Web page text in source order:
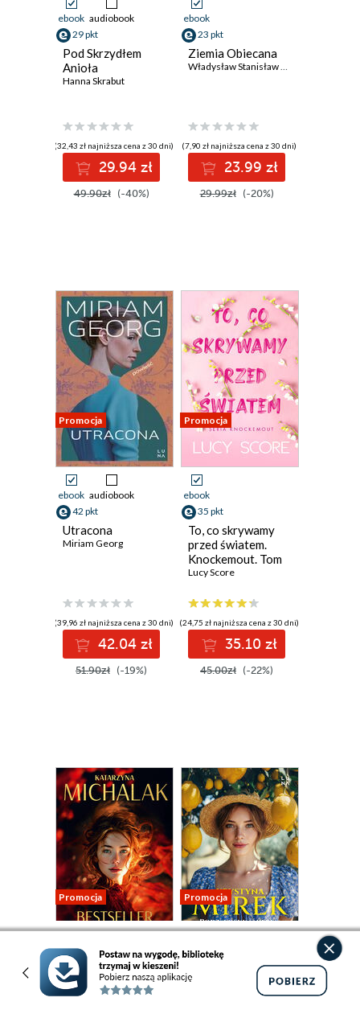
ebook audiobook
29 pkt
Pod Skrzydłem
Anioła
Hanna Skrabut
(32,43 zł najniższa cena z 30 dni)
29.94 zł
49.90zł (-40%)
ebook
23 pkt
Ziemia Obiecana
Władysław Stanisław Reymont
(7,90 zł najniższa cena z 30 dni)
23.99 zł
29.99zł (-20%)
Promocja
ebook audiobook
42 pkt
Utracona
Miriam Georg
(39,96 zł najniższa cena z 30 dni)
42.04 zł
51.90zł (-19%)
Promocja
ebook
35 pkt
To, co skrywamy
przed światem.
Knockemout. Tom
2
Lucy Score
(24,75 zł najniższa cena z 30 dni)
35.10 zł
45.00zł (-22%)
Promocja
ebook
audiobook
35 pkt
Promocja
ebook
audiobook